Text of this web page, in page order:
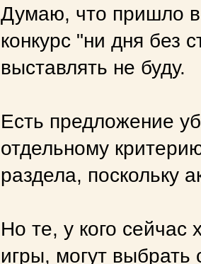
Думаю, что пришло
конкурс "ни дня без
выставлять не буду.
Есть предложение
отдельному
раздела, поскольку
Но те, у кого сейчас
игры, могут выбрать